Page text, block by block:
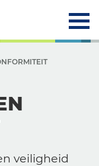
veiligheid